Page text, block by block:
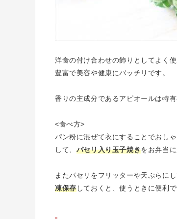
洋食の付け合わせの飾りとしてよく
豊富で美容や健康にバッチリです。
香りの主成分であるアピオールは特
<食べ方>
パン粉に混ぜて衣にすることでおし
して、 パセリ入り玉子焼きをお弁当
またパセリをフリッターや天ぷらに
凍保存しておくと、使うときに便利で